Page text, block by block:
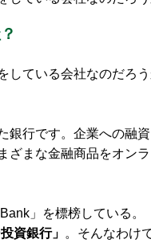
ている会社なのだろ
行です。企業への融
ざまな金融商品をオン
」を標榜している。
資銀行」 。そんなわけ